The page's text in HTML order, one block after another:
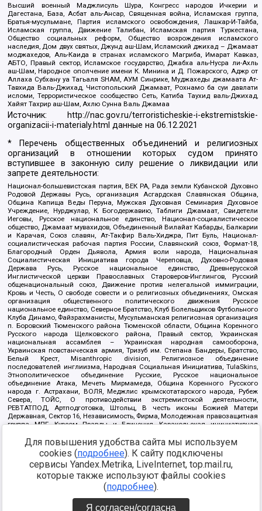
Высший военный Маджлисуль Шура, Конгресс народов Ичкерии и
Дагестана, База, Асбат аль-Ансар, Священная война, Исламская группа,
Братья-мусульмане, Партия исламского освобождения, Лашкар-И-Тайба,
Исламская группа, Движение Талибан, Исламская партия Туркестана,
Общество социальных реформ, Общество возрождения исламского
наследия, Дом двух святых, Джунд аш-Шам, Исламский джихад – Джамаат
моджахедов, Аль-Каида в странах исламского Магриба, Имарат Кавказ,
АБТО, Правый сектор, Исламское государство, Джабха аль-Нусра ли-Ахль
аш-Шам, Народное ополчение имени К. Минина и Д. Пожарского, Аджр от
Аллаха Субхану уа Тагьаля SHAM, АУМ Синрике, Муджахеды джамаата Ат-
Тавхида Валь-Джихад, Чистопольский Джамаат, Рохнамо ба суи давлати
исломи, Террористическое сообщество Сеть, Катиба Таухид валь-Джихад,
Хайят Тахрир аш-Шам, Ахлю Сунна Валь Джамаа
Источник:
http://nac.gov.ru/terroristicheskie-i-ekstremistskie-
organizacii-i-materialy.html данные на06.12.2021
* Перечень общественных объединений и религиозных
организаций в отношении которых судом принято
вступившее в законную силу решение о ликвидации или
запрете деятельности:
Национал-большевистская партия, ВЕК РА, Рада земли Кубанской Духовно
Родовой Державы Русь, организация Асгардская Славянская Община,
Община Капища Веды Перуна, Мужская Духовная Семинария Духовное
Учреждение, Нурджулар, К Богодержавию, Таблиги Джамаат, Свидетели
Иеговы, Русское национальное единство, Национал-социалистическое
общество, Джамаат мувахидов, Объединенный Вилайат Кабарды, Балкарии
и Карачая, Союз славян, Ат-Такфир Валь-Хиджра, Пит Буль, Национал-
социалистическая рабочая партия России, Славянский союз, Формат-18,
Благородный Орден Дьявола, Армия воли народа, Национальная
Социалистическая Инициатива города Череповца, Духовно-Родовая
Держава Русь, Русское национальное единство, Древнерусской
Инглистической церкви Православных Староверов-Инглингов, Русский
общенациональный союз, Движение против нелегальной иммиграции,
Кровь и Честь, О свободе совести и о религиозных объединениях, Омская
организация общественного политического движения Русское
национальное единство, Северное Братство, Клуб Болельщиков Футбольного
Клуба Динамо, Файзрахманисты, Мусульманская религиозная организация
п. Боровский Тюменского района Тюменской области, Община Коренного
Русского народа Щелковского района, Правый сектор, Украинская
национальная ассамблея – Украинская народная самооборона,
Украинская повстанческая армия, Тризуб им. Степана Бандеры, Братство,
Белый Крест, Misanthropic division, Религиозное объединение
последователей инглиизма, Народная Социальная Инициатива, TulaSkins,
Этнополитическое объединение Русские, Русское национальное
объединение Атака, Мечеть Мирмамеда, Община Коренного Русского
народа г. Астрахани, ВОЛЯ, Меджлис крымскотатарского народа, Рубеж
Севера, ТОЙС, О противодействии экстремистской деятельности,
РЕВТАТПОД, Артподготовка, Штольц, В честь иконы Божией Матери
Державная, Сектор 16, Независимость, Фирма, Молодежная правозащитная
группа МПГ, Курсом Правды и Единения, Каракольская инициативная
Благотворительный пансионат Ак Умут, Русская республика Русь,
Арестантское уголовное единство, Башкорт, Нация и свобода, W.H.С., Фалунь
Дафа, Иртыш Ultras, Русский Патриотический клуб-Новокузнецк/РПК,
Сибирский державный союз, Фонд борьбы с коррупцией, Фонд защиты прав
граждан, Штабы Навального, Совет граждан СССР Прикубанского округа г.
https://minjust.gov.ru/ru/documents/7822/
Для повышения удобства сайта мы используем
cookies (подробнее). К сайту подключены
сервисы Yandex.Metrika, LiveInternet, top.mail.ru,
которые также используют файлы cookies
(подробнее).
Я согласен/согласна